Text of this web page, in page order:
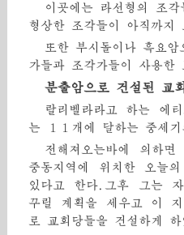
이곳에는 라선형의 조
형상한 조각들이 아직까지
또한 부시돌이나 흑요
가들과 조각가들이 사용한
분출암으로 건설된 교
랄리벨라라고 하는 에
는 １１개에 달하는 중세
전해져오는바에 의하
중동지역에 위치한 오늘
있다고 한다.그후 그는
꾸릴 계획을 세우고 이 지
로 교회당들을 건설하게 하